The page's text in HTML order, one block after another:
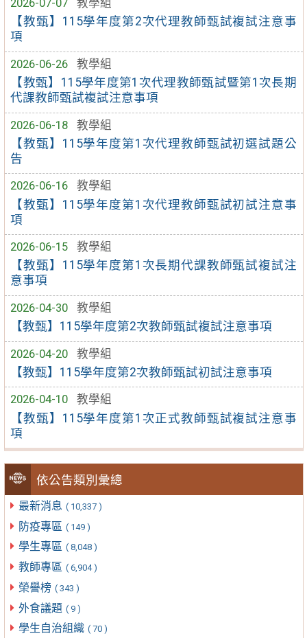
2026-07-07
教學組
【教甄】115學年度第2次代理教師甄試複試注意事
項
2026-06-26
教學組
【教甄】115學年度第1次代理教師甄試暨第1次長期
代課教師甄試複試注意事項
2026-06-18
教學組
【教甄】115學年度第1次代理教師甄試初選試題公
告
2026-06-16
教學組
【教甄】115學年度第1次代理教師甄試初試注意事
項
2026-06-15
教學組
【教甄】115學年度第1次長期代課教師甄試複試注
意事項
2026-04-30
教學組
【教甄】115學年度第2次教師甄試複試注意事項
2026-04-20
教學組
【教甄】115學年度第2次教師甄試初試注意事項
2026-04-10
教學組
【教甄】115學年度第1次正式教師甄試複試注意事
項
依公告類別彙總
最新消息 ( 10,337 )
防疫專區 ( 149 )
學生專區 ( 8,048 )
教師專區 ( 6,904 )
榮譽榜 ( 343 )
外食議題 ( 9 )
學生自治組織 ( 70 )